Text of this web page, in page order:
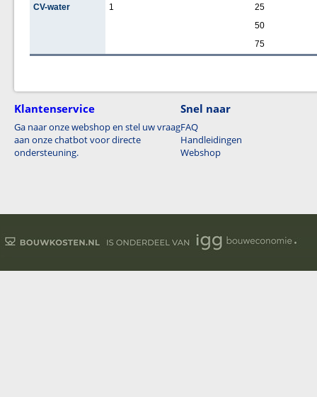
CV-water 1
25
50
75
Klantenservice
Ga naar onze webshop en stel uw vraag
aan onze chatbot voor directe
ondersteuning.
Snel naar
FAQ
Handleidingen
Webshop